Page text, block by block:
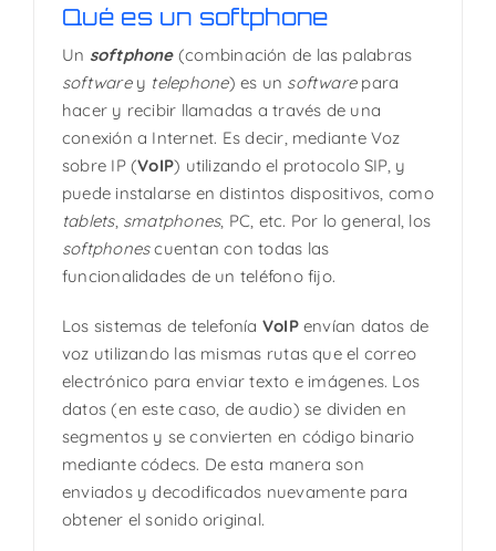
Qué es un softphone
Un softphone(combinación de las palabras
softwarey telephone) es un softwarepara
hacer y recibir llamadas a través de una
conexión a Internet. Es decir, mediante Voz
sobre IP (VoIP) utilizando el protocolo SIP, y
puede instalarse en distintos dispositivos, como
tablets, smatphones, PC, etc. Por lo general, los
softphonescuentan con todas las
funcionalidades de un teléfono fijo.
Los sistemas de telefonía VoIPenvían datos de
voz utilizando las mismas rutas que el correo
electrónico para enviar texto e imágenes. Los
datos (en este caso, de audio) se dividen en
segmentos y se convierten en código binario
mediante códecs. De esta manera son
enviados y decodificados nuevamente para
obtener el sonido original.